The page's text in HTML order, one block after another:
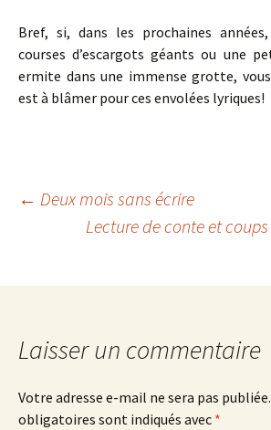
Bref, si, dans les prochaines
courses d’escargots géants ou une
ermite dans une immense grotte,
est à blâmer pour ces envolées lyriques!
Navigation
des
articles
← Deux mois sans écrire
Lecture de conte et
Laisser un commentaire
Votre adresse e-mail ne sera pas publiée.
obligatoires sont indiqués avec *